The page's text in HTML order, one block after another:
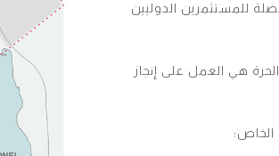
للمستثمرين الدوليين
هي العمل على إنجاز
الخاص؛